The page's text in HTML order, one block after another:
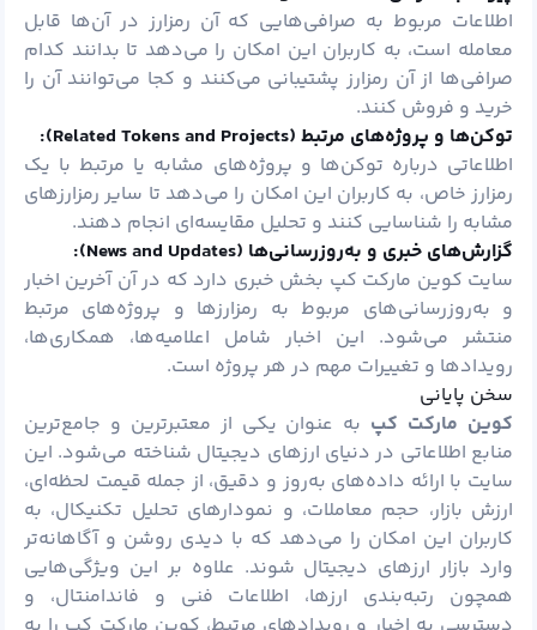
اطلاعات مربوط به صرافی‌هایی که آن رمزارز در آن‌ها قابل
معامله است، به کاربران این امکان را می‌دهد تا بدانند کدام
صرافی‌ها از آن رمزارز پشتیبانی می‌کنند و کجا می‌توانند آن را
خرید و فروش کنند.
توکن‌ها و پروژه‌های مرتبط (Related Tokens and Projects):
اطلاعاتی درباره توکن‌ها و پروژه‌های مشابه یا مرتبط با یک
رمزارز خاص، به کاربران این امکان را می‌دهد تا سایر رمزارزهای
مشابه را شناسایی کنند و تحلیل مقایسه‌ای انجام دهند.
گزارش‌های خبری و به‌روزرسانی‌ها (News and Updates):
سایت کوین مارکت کپ بخش خبری دارد که در آن آخرین اخبار
و به‌روزرسانی‌های مربوط به رمزارزها و پروژه‌های مرتبط
منتشر می‌شود. این اخبار شامل اعلامیه‌ها، همکاری‌ها،
رویدادها و تغییرات مهم در هر پروژه است.
سخن پایانی
کوین مارکت کپ به‌ عنوان یکی از معتبرترین و جامع‌ترین
منابع اطلاعاتی در دنیای ارزهای دیجیتال شناخته می‌شود. این
سایت با ارائه داده‌های به‌روز و دقیق، از جمله قیمت لحظه‌ای،
ارزش بازار، حجم معاملات، و نمودارهای تحلیل تکنیکال، به
کاربران این امکان را می‌دهد که با دیدی روشن و آگاهانه‌تر
وارد بازار ارزهای دیجیتال شوند. علاوه بر این ویژگی‌هایی
همچون رتبه‌بندی ارزها، اطلاعات فنی و فاندامنتال، و